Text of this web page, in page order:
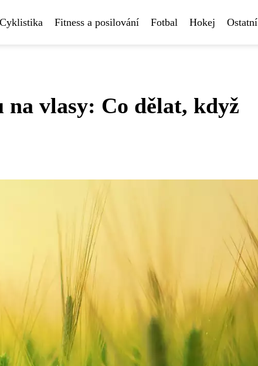
Cyklistika Fitness a posilování Fotbal Hokej Ostatní
vlasy: Co dělat, když